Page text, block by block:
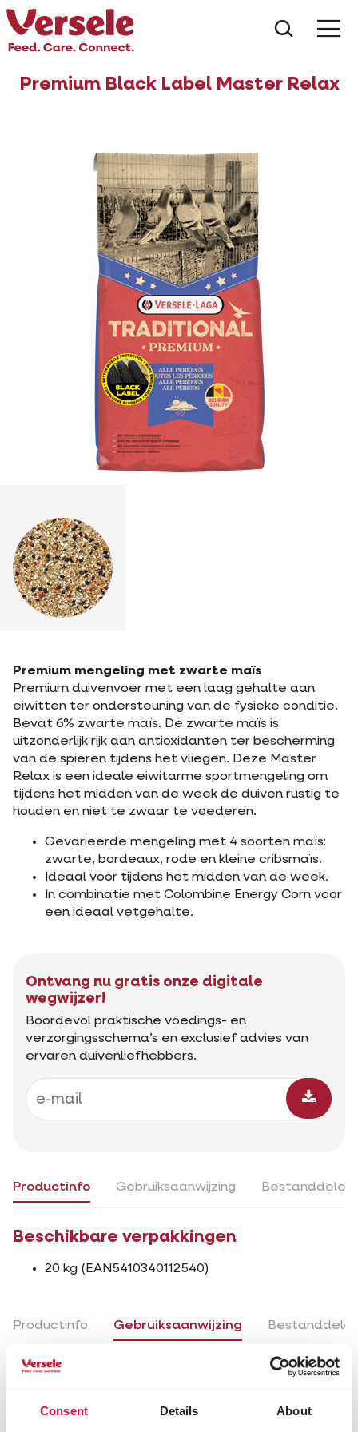
Consent Details About
Premium Black Label Master Relax
Premium mengeling met zwarte maïs
Premium duivenvoer met een laag gehalte aan
eiwitten ter ondersteuning van de fysieke conditie.
Bevat 6% zwarte maïs. De zwarte maïs is
uitzonderlijk rijk aan antioxidanten ter bescherming
van de spieren tijdens het vliegen. Deze Master
Relax is een ideale eiwitarme sportmengeling om
tijdens het midden van de week de duiven rustig te
houden en niet te zwaar te voederen.
Gevarieerde mengeling met 4 soorten maïs:
zwarte, bordeaux, rode en kleine cribsmaïs.
Ideaal voor tijdens het midden van de week.
In combinatie met Colombine Energy Corn voor
een ideaal vetgehalte.
Ontvang nu gratis onze digitale
wegwijzer!
Boordevol praktische voedings- en
verzorgingsschema’s en exclusief advies van
ervaren duivenliefhebbers.
Productinfo Gebruiksaanwijzing Bestanddelen
Beschikbare verpakkingen
20 kg (EAN5410340112540)
Productinfo Gebruiksaanwijzing
Gebruiksaanwijzing
zuiver drinkwater voorzien.